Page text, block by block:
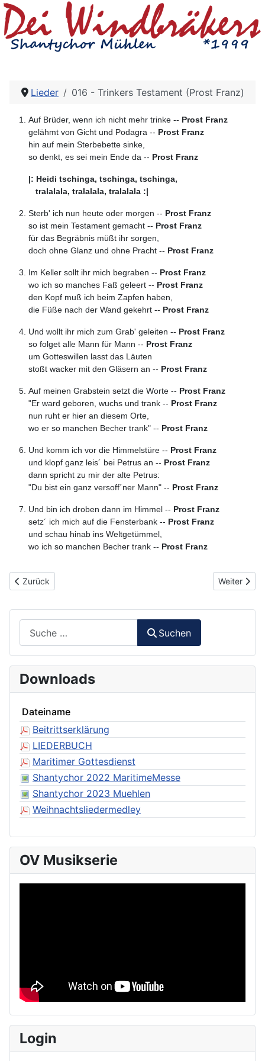
Lieder 016 - Trinkers Testament (Prost Franz)
Auf Brüder, wenn ich nicht mehr trinke -- Prost Franz
gelähmt von Gicht und Podagra -- Prost Franz
hin auf mein Sterbebette sinke,
so denkt, es sei mein Ende da -- Prost Franz
|: Heidi tschinga, tschinga, tschinga,
tralalala, tralalala, tralalala :|
Sterb' ich nun heute oder morgen -- Prost Franz
so ist mein Testament gemacht -- Prost Franz
für das Begräbnis müßt ihr sorgen,
doch ohne Glanz und ohne Pracht -- Prost Franz
Im Keller sollt ihr mich begraben -- Prost Franz
wo ich so manches Faß geleert -- Prost Franz
den Kopf muß ich beim Zapfen haben,
die Füße nach der Wand gekehrt -- Prost Franz
Und wollt ihr mich zum Grab' geleiten -- Prost Franz
so folget alle Mann für Mann -- Prost Franz
um Gotteswillen lasst das Läuten
stoßt wacker mit den Gläsern an -- Prost Franz
Auf meinen Grabstein setzt die Worte -- Prost Franz
"Er ward geboren, wuchs und trank -- Prost Franz
nun ruht er hier an diesem Orte,
wo er so manchen Becher trank" -- Prost Franz
Und komm ich vor die Himmelstüre -- Prost Franz
und klopf ganz leis´ bei Petrus an -- Prost Franz
dann spricht zu mir der alte Petrus:
"Du bist ein ganz versoff´ner Mann" -- Prost Franz
Und bin ich droben dann im Himmel -- Prost Franz
setz´ ich mich auf die Fensterbank -- Prost Franz
und schau hinab ins Weltgetümmel,
wo ich so manchen Becher trank -- Prost Franz
Vorheriger Beitrag: 015 - Und dann segelt wi rund Kap Hoorn
Zurück Nächster
Weiter
Suchen
Downloads
Dateiname
Beitrittserklärung
LIEDERBUCH
Maritimer Gottesdienst
Shantychor 2022 MaritimeMesse
Shantychor 2023 Muehlen
Weihnachtsliedermedley
OV Musikserie
Login